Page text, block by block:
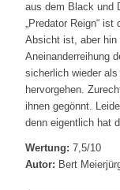
aus dem Black und
„Predator Reign“
Absicht ist, aber hin
Aneinanderreihung
sicherlich wieder
hervorgehen.
ihnen gegönnt.
denn eigentlich hat
Wertung: 7,5/10
Autor: Bert